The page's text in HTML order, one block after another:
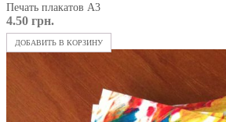
Печать плакатов А3
4.50 грн.
ДОБАВИТЬ В КОРЗИНУ